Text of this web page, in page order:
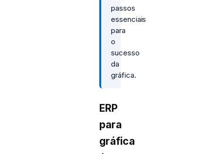
passos
essenciais
para
o
sucesso
da
gráfica.
ERP
para
gráfica